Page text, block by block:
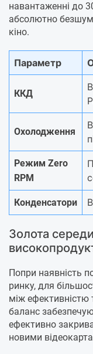
навантаженні до
абсолютно
кіно.
Параметр
ККД
Охолодження
Режим Zero
RPM
Конденсатори
Золота
Попри наявність
ринку, для
між ефективністю
баланс
ефективно
новими